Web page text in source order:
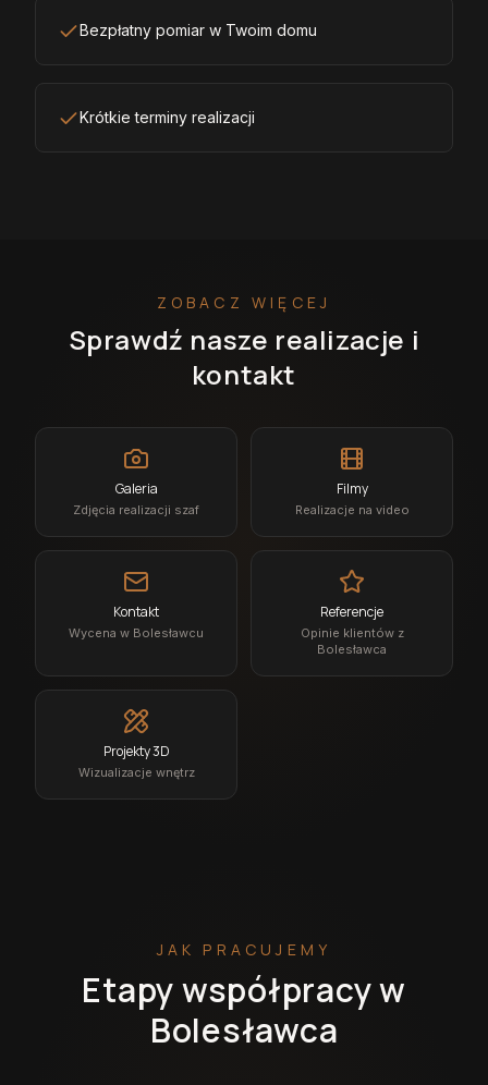
Bezpłatny pomiar w Twoim domu
Krótkie terminy realizacji
ZOBACZ WIĘCEJ
Sprawdź nasze realizacje i
kontakt
Galeria
Zdjęcia realizacji szaf
Filmy
Realizacje na video
Kontakt
Wycena w Bolesławcu
Referencje
Opinie klientów z
Bolesławca
Projekty 3D
Wizualizacje wnętrz
JAK PRACUJEMY
Etapy współpracy w
Bolesławca